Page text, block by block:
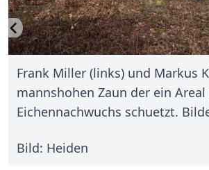
Frank Miller (links) und Markus
mannshohen Zaun der ein
Eichennachwuchs schuetzt.
Bild: Heiden